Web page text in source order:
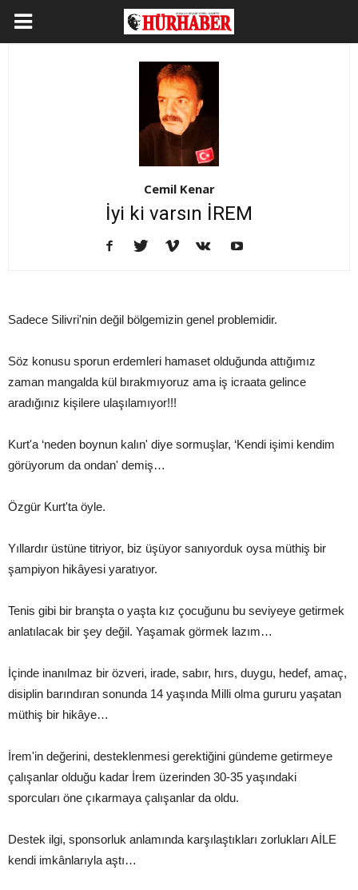
Cemil Kenar
İyi ki varsın İREM
Sadece Silivri'nin değil bölgemizin genel problemidir.
Söz konusu sporun erdemleri hamaset olduğunda attığımız
zaman mangalda kül bırakmıyoruz ama iş icraata gelince
aradığınız kişilere ulaşılamıyor!!!
Kurt'a ‘neden boynun kalın' diye sormuşlar, ‘Kendi işimi kendim
görüyorum da ondan' demiş…
Özgür Kurt'ta öyle.
Yıllardır üstüne titriyor, biz üşüyor sanıyorduk oysa müthiş bir
şampiyon hikâyesi yaratıyor.
Tenis gibi bir branşta o yaşta kız çocuğunu bu seviyeye getirmek
anlatılacak bir şey değil. Yaşamak görmek lazım…
İçinde inanılmaz bir özveri, irade, sabır, hırs, duygu, hedef, amaç,
disiplin barındıran sonunda 14 yaşında Milli olma gururu yaşatan
müthiş bir hikâye…
İrem'in değerini, desteklenmesi gerektiğini gündeme getirmeye
çalışanlar olduğu kadar İrem üzerinden 30-35 yaşındaki
sporcuları öne çıkarmaya çalışanlar da oldu.
Destek ilgi, sponsorluk anlamında karşılaştıkları zorlukları AİLE
kendi imkânlarıyla aştı…